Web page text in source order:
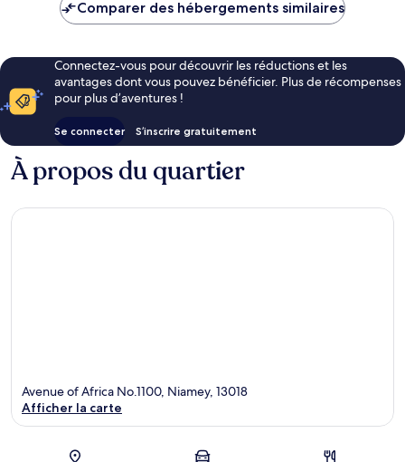
Comparer des hébergements similaires
Connectez-vous pour découvrir les réductions et les
avantages dont vous pouvez bénéficier. Plus de récompenses
pour plus d’aventures !
Se connecter S’inscrire gratuitement
À propos du quartier
Avenue of Africa No.1100, Niamey, 13018
Afficher la carte